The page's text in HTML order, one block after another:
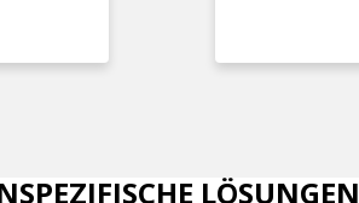
LÖSUNGEN